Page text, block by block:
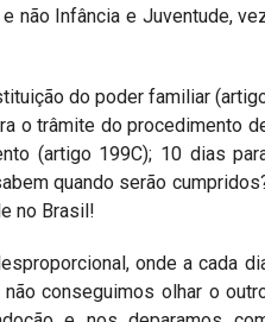
não Infância e Juventude,
do poder familiar
o trâmite do procedimento
(artigo 199C); 10 dias
quando serão
no Brasil!
onde a cada
conseguimos olhar o